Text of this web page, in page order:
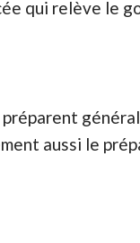
qui relève le
aussi le